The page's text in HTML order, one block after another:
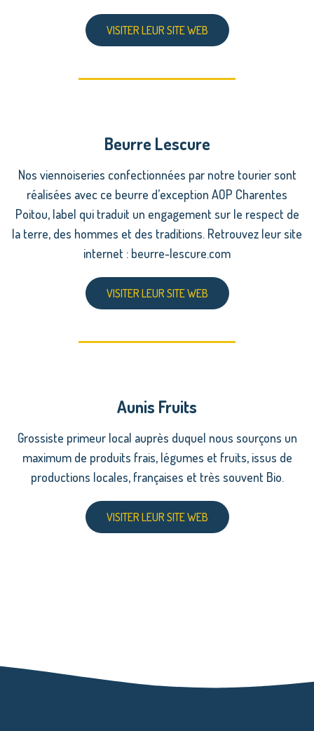
VISITER LEUR SITE WEB
Beurre Lescure
Nos viennoiseries confectionnées par notre tourier sont
réalisées avec ce beurre d’exception AOP Charentes
Poitou, label qui traduit un engagement sur le respect de
la terre, des hommes et des traditions. Retrouvez leur site
internet : beurre-lescure.com
VISITER LEUR SITE WEB
Aunis Fruits
Grossiste primeur local auprès duquel nous sourçons un
maximum de produits frais, légumes et fruits, issus de
productions locales, françaises et très souvent Bio.
VISITER LEUR SITE WEB